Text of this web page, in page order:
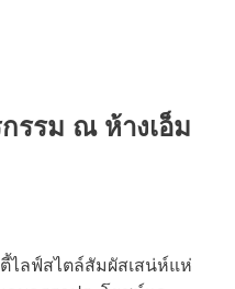
รรม ณ ห้างเอ็ม
ไลฟ์สไตล์สัมผัสเสน่ห์แห่